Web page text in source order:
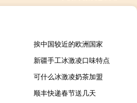
挨中国较近的欧洲国家
新疆手工冰激凌口味特点
可什么冰激凌奶茶加盟
顺丰快递春节送几天